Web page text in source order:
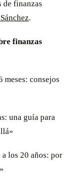
de finanzas
.
finanzas
meses: consejos
una guía para
los 20 años: por